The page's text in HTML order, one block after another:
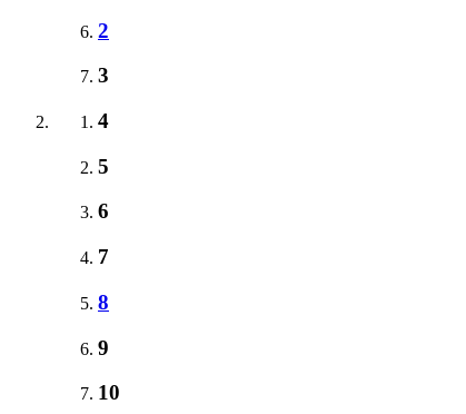
2
3
4
5
6
7
8
9
10